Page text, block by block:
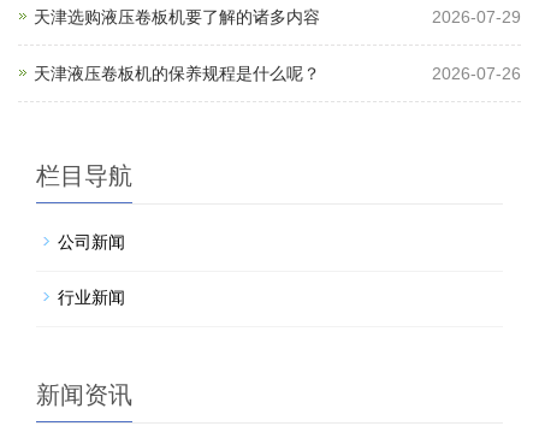
天津选购液压卷板机要了解的诸多内容 2026-07-29
天津液压卷板机的保养规程是什么呢？ 2026-07-26
栏目导航
公司新闻
行业新闻
新闻资讯